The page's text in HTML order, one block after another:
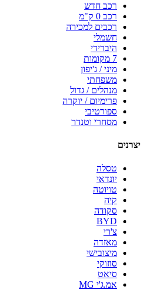
רכב חדש
רכב 0 ק"מ
רכבים למכירה
חשמלי
היברידי
7 מקומות
מיני / ג'יפון
משפחתי
מנהלים / גדול
פרימיום / יוקרה
ספורטיבי
מסחרי וטנדר
יצרנים
טסלה
יונדאי
טויוטה
קיה
סקודה
BYD
צ'רי
מאזדה
מיצובישי
סוזוקי
סיאט
אמ.ג'י MG